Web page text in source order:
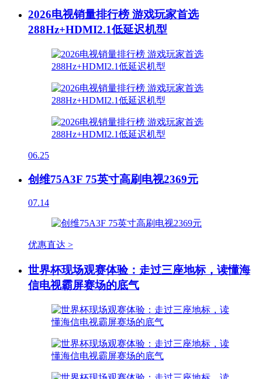
2026电视销量排行榜 游戏玩家首选
288Hz+HDMI2.1低延迟机型
06.25
创维75A3F 75英寸高刷电视2369元
07.14
优惠直达 >
世界杯现场观赛体验：走过三座地标，读懂海
信电视霸屏赛场的底气